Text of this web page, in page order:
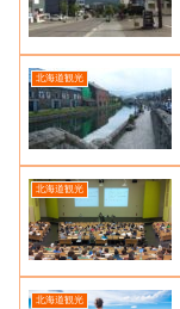
北海道観光
北海道観光
北海道観光